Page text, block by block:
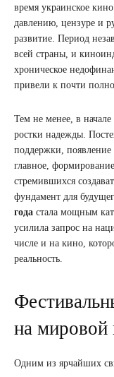
время украинское
давлению, цензуре и
развитие. Период
всей страны, и
хроническое
привели к почти
Тем не менее, в начале
ростки надежды.
поддержки,
главное,
стремившихся
фундамент для
года стала мощным
усилила запрос на
числе и на кино,
реальность.
на мировой
Одним из ярчайших